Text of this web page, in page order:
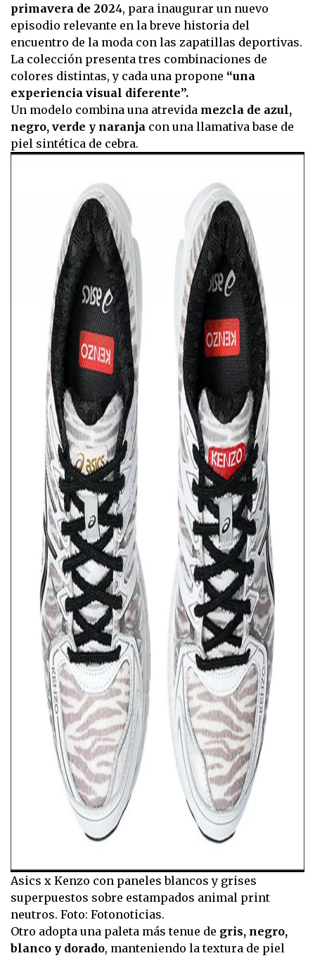
primavera de 2024, para inaugurar un nuevo
episodio relevante en la breve historia del
encuentro de la moda con las zapatillas deportivas.
La colección presenta tres combinaciones de
colores distintas, y cada una propone “una
experiencia visual diferente”.
Un modelo combina una atrevida mezcla de azul,
negro, verde y naranja con una llamativa base de
piel sintética de cebra.
Asics x Kenzo con paneles blancos y grises
superpuestos sobre estampados animal print
neutros. Foto: Fotonoticias.
Otro adopta una paleta más tenue de gris, negro,
blanco y dorado, manteniendo la textura de piel